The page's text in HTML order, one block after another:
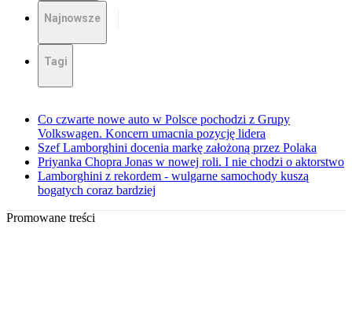
Najnowsze
Tagi
Co czwarte nowe auto w Polsce pochodzi z Grupy
Volkswagen. Koncern umacnia pozycję lidera
Szef Lamborghini docenia markę założoną przez Polaka
Priyanka Chopra Jonas w nowej roli. I nie chodzi o aktorstwo
Lamborghini z rekordem - wulgarne samochody kuszą
bogatych coraz bardziej
Promowane treści